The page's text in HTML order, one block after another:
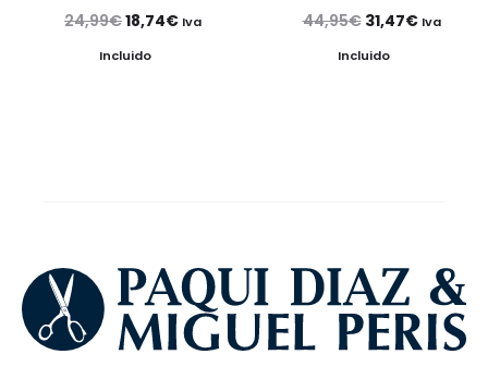
24,99€El
precio
18,74€ElIva
Incluido
44,95€ El
precio
31,47€ElIva
Incluido